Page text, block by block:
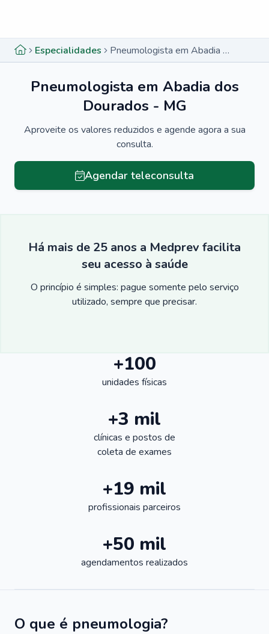
Especialidades Pneumologista em Abadia dos Dourados - MG
Pneumologista em Abadia dos
Dourados - MG
Aproveite os valores reduzidos e agende agora a sua
consulta.
Agendar teleconsulta
Há mais de 25 anos a Medprev facilita
seu acesso à saúde
O princípio é simples: pague somente pelo serviço
utilizado, sempre que precisar.
+100
unidades físicas
+3 mil
clínicas e postos de
coleta de exames
+19 mil
profissionais parceiros
+50 mil
agendamentos realizados
O que é pneumologia?